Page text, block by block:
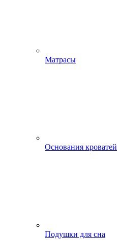
Матрасы
Основания кроватей
Подушки для сна